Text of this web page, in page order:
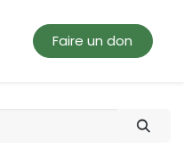
Faire un don